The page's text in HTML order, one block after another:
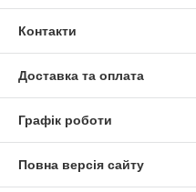
Контакти
Доставка та оплата
Графік роботи
Повна версія сайту